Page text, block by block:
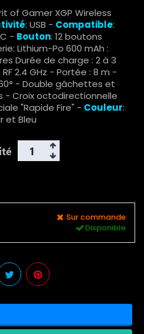
of Gamer XGP Wireless
: USB - Compatible:
- Bouton: 12 boutons
Lithium-Po 600 mAh :
Durée de charge : 2 à 3
2.4 GHz - Portée : 8 m -
- Double gâchettes et
- Croix octodirectionnelle
"Rapide Fire" - Couleur:
et Bleu
Sur commande
Disponible